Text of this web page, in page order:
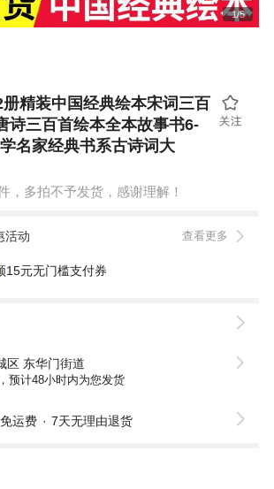
1/5
精装中国经典绘本宋词三百
诗三百首绘本全本故事书6-
名家经典书系古诗词大
，多拍不予发货，感谢理解！
活动 查看更多
15元无门槛支付券
区 东华门街道
预计48小时内为您发货
免运费 7天无理由退货